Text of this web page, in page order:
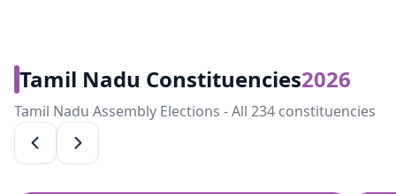
Tamil Nadu Constituencies2026
Tamil Nadu Assembly Elections - All 234 constituencies